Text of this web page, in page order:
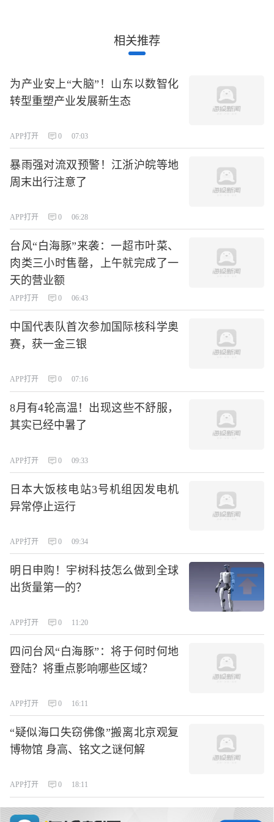
相关推荐
为产业安上“大脑”！山东以数智化
转型重塑产业发展新生态
APP打开 0 07:03
暴雨强对流双预警！江浙沪皖等地
周末出行注意了
APP打开 0 06:28
台风“白海豚”来袭：一超市叶菜、
肉类三小时售罄，上午就完成了一
天的营业额
APP打开 0 06:43
中国代表队首次参加国际核科学奥
赛，获一金三银
APP打开 0 07:16
8月有4轮高温！出现这些不舒服，
其实已经中暑了
APP打开 0 09:33
日本大饭核电站3号机组因发电机
异常停止运行
APP打开 0 09:34
明日申购！宇树科技怎么做到全球
出货量第一的？
APP打开 0 11:20
四问台风“白海豚”：将于何时何地
登陆？将重点影响哪些区域？
APP打开 0 16:11
“疑似海口失窃佛像”搬离北京观复
博物馆 身高、铭文之谜何解
APP打开 0 18:11